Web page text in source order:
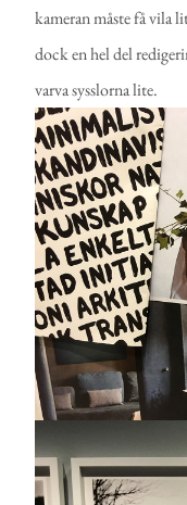
kameran måste få vila
dock en hel del
varva sysslorna lite.